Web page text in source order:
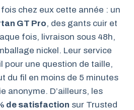
chez eux cette année : un
GT Pro, des gants cuir et
fois, livraison sous 48h,
nickel. Leur service
pour une question de taille,
du fil en moins de 5 minutes
anonyme. D’ailleurs, les
de satisfaction sur Trusted